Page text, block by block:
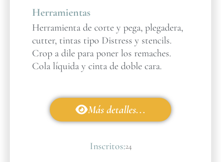
Herramientas
Herramienta de corte y pega, plegadera,
cutter, tintas tipo Distress y stencils.
Crop a dile para poner los remaches.
Cola líquida y cinta de doble cara.
Más detalles...
Inscritos:24